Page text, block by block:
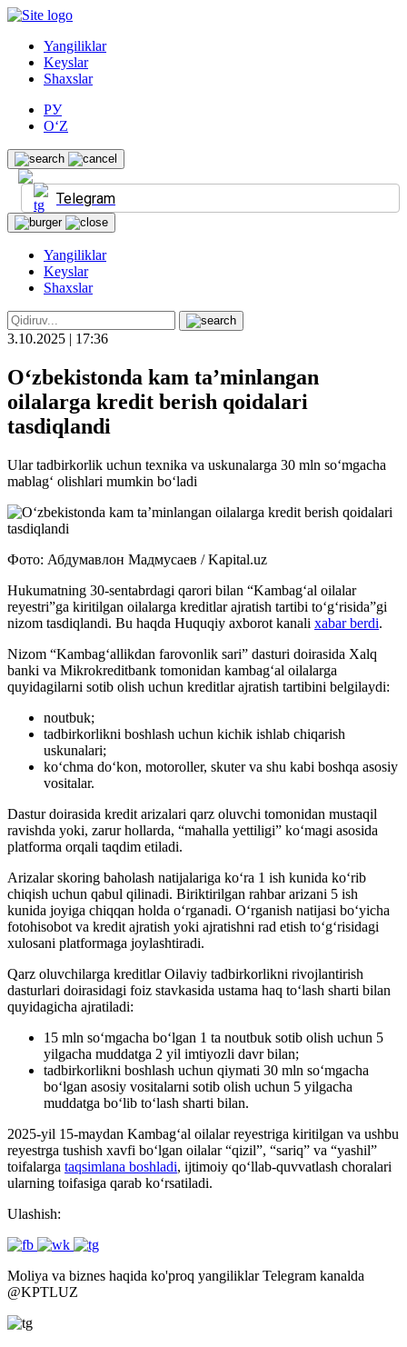
Yangiliklar
Keyslar
Shaxslar
РУ
O‘Z
Telegram
Yangiliklar
Keyslar
Shaxslar
3.10.2025 | 17:36
O‘zbekistonda kam ta’minlangan
oilalarga kredit berish qoidalari
tasdiqlandi
Ular tadbirkorlik uchun texnika va uskunalarga 30 mln so‘mgacha
mablag‘ olishlari mumkin bo‘ladi
Фото: Абдумавлон Мадмусаев / Kapital.uz
Hukumatning 30-sentabrdagi qarori bilan “Kambag‘al oilalar
reyestri”ga kiritilgan oilalarga kreditlar ajratish tartibi to‘g‘risida”gi
nizom tasdiqlandi. Bu haqda Huquqiy axborot kanali xabar berdi.
Nizom “Kambag‘allikdan farovonlik sari” dasturi doirasida Xalq
banki va Mikrokreditbank tomonidan kambag‘al oilalarga
quyidagilarni sotib olish uchun kreditlar ajratish tartibini belgilaydi:
noutbuk;
tadbirkorlikni boshlash uchun kichik ishlab chiqarish
uskunalari;
ko‘chma do‘kon, motoroller, skuter va shu kabi boshqa asosiy
vositalar.
Dastur doirasida kredit arizalari qarz oluvchi tomonidan mustaqil
ravishda yoki, zarur hollarda, “mahalla yettiligi” ko‘magi asosida
platforma orqali taqdim etiladi.
Arizalar skoring baholash natijalariga ko‘ra 1 ish kunida ko‘rib
chiqish uchun qabul qilinadi. Biriktirilgan rahbar arizani 5 ish
kunida joyiga chiqqan holda o‘rganadi. O‘rganish natijasi bo‘yicha
fotohisobot va kredit ajratish yoki ajratishni rad etish to‘g‘risidagi
xulosani platformaga joylashtiradi.
Qarz oluvchilarga kreditlar Oilaviy tadbirkorlikni rivojlantirish
dasturlari doirasidagi foiz stavkasida ustama haq to‘lash sharti bilan
quyidagicha ajratiladi:
15 mln so‘mgacha bo‘lgan 1 ta noutbuk sotib olish uchun 5
yilgacha muddatga 2 yil imtiyozli davr bilan;
tadbirkorlikni boshlash uchun qiymati 30 mln so‘mgacha
bo‘lgan asosiy vositalarni sotib olish uchun 5 yilgacha
muddatga bo‘lib to‘lash sharti bilan.
2025-yil 15-maydan Kambag‘al oilalar reyestriga kiritilgan va ushbu
reyestrga tushish xavfi bo‘lgan oilalar “qizil”, “sariq” va “yashil”
toifalarga taqsimlana boshladi, ijtimoiy qo‘llab-quvvatlash choralari
ularning toifasiga qarab ko‘rsatiladi.
Ulashish:
Moliya va biznes haqida ko'proq yangiliklar Telegram kanalda
@KPTLUZ